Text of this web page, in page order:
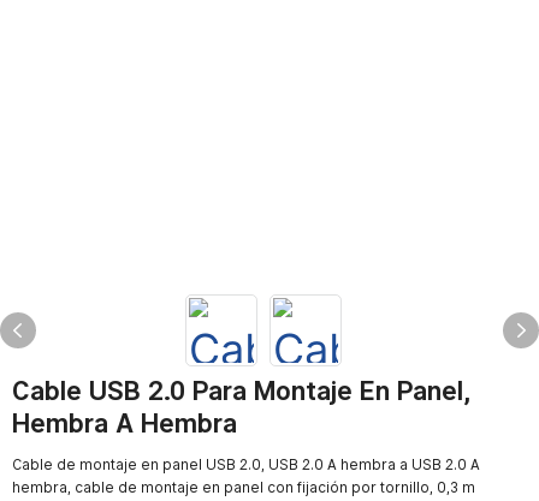
Cable USB 2.0 Para Montaje En Panel,
Hembra A Hembra
Cable de montaje en panel USB 2.0, USB 2.0 A hembra a USB 2.0 A
hembra, cable de montaje en panel con fijación por tornillo, 0,3 m